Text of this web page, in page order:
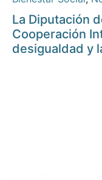
La Diputación
Cooperación
desigualdad y